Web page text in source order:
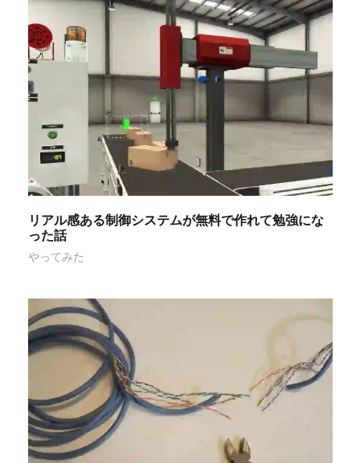
リアル感ある制御システムが無料で作れて勉強にな
った話
やってみた